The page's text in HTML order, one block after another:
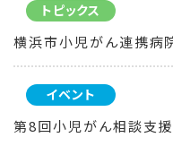
トピックス
横浜市小児がん連携病
イベント
第8回小児がん相談支援